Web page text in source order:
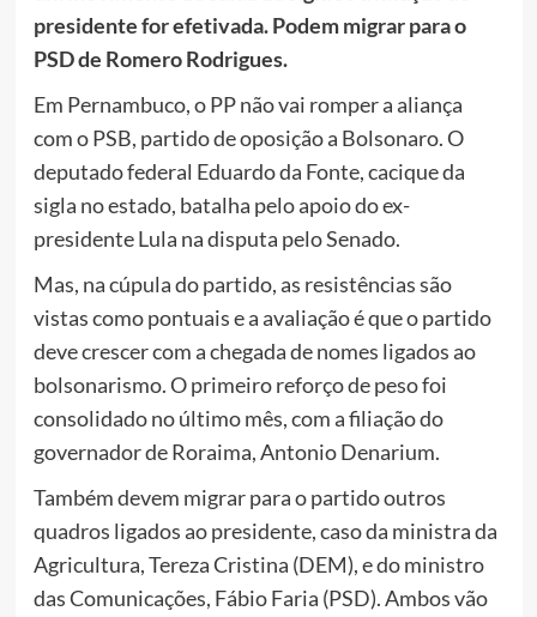
presidente for efetivada. Podem migrar para o
PSD de Romero Rodrigues.
Em Pernambuco, o PP não vai romper a aliança
com o PSB, partido de oposição a Bolsonaro. O
deputado federal Eduardo da Fonte, cacique da
sigla no estado, batalha pelo apoio do ex-
presidente Lula na disputa pelo Senado.
Mas, na cúpula do partido, as resistências são
vistas como pontuais e a avaliação é que o partido
deve crescer com a chegada de nomes ligados ao
bolsonarismo. O primeiro reforço de peso foi
consolidado no último mês, com a filiação do
governador de Roraima, Antonio Denarium.
Também devem migrar para o partido outros
quadros ligados ao presidente, caso da ministra da
Agricultura, Tereza Cristina (DEM), e do ministro
das Comunicações, Fábio Faria (PSD). Ambos vão